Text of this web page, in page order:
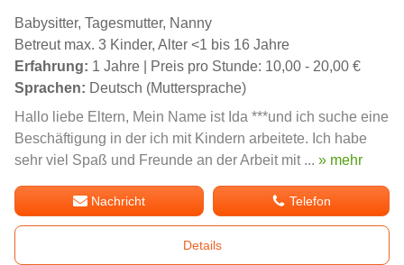
Babysitter, Tagesmutter, Nanny
Betreut max. 3 Kinder, Alter <1 bis 16 Jahre
Erfahrung: 1 Jahre | Preis pro Stunde: 10,00 - 20,00 €
Sprachen: Deutsch (Muttersprache)
Hallo liebe Eltern, Mein Name ist Ida ***und ich suche eine
Beschäftigung in der ich mit Kindern arbeitete. Ich habe
sehr viel Spaß und Freunde an der Arbeit mit ... » mehr
Nachricht Telefon
Details